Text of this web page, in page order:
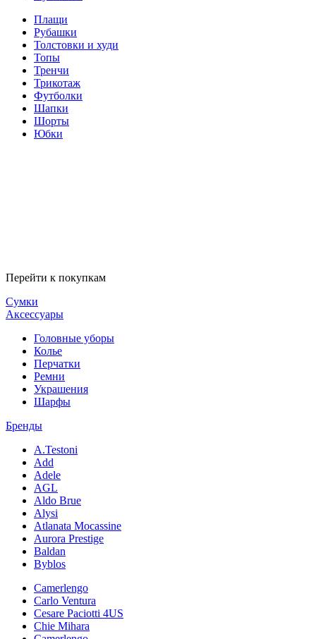
Плащи
Рубашки
Толстовки и худи
Топы
Тренчи
Трикотаж
Футболки
Шапки
Шорты
Юбки
Перейти к покупкам
Сумки
Аксессуары
Головные уборы
Колье
Перчатки
Ремни
Украшения
Шарфы
Бренды
A.Testoni
Add
Adele
AGL
Aldo Brue
Alysi
Atlanata Mocassine
Aurora Prestige
Baldan
Byblos
Camerlengo
Carlo Ventura
Cesare Paciotti 4US
Chie Mihara